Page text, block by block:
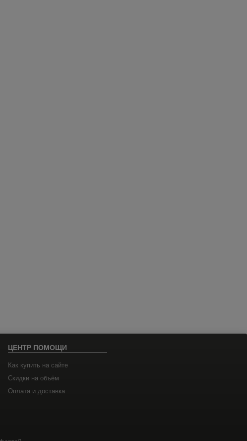
ЦЕНТР ПОМОЩИ
Как купить на сайте
Скидки на объём
Оплата и доставка